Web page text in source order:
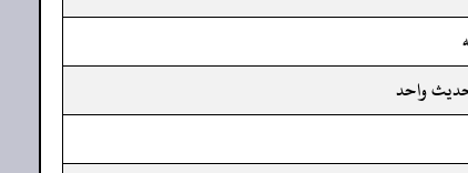
واحد